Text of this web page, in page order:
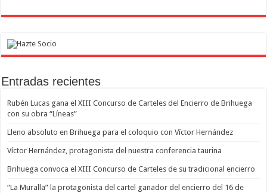
Entradas recientes
Rubén Lucas gana el XIII Concurso de Carteles del Encierro de Brihuega
con su obra “Líneas”
Lleno absoluto en Brihuega para el coloquio con Víctor Hernández
Víctor Hernández, protagonista del nuestra conferencia taurina
Brihuega convoca el XIII Concurso de Carteles de su tradicional encierro
“La Muralla” la protagonista del cartel ganador del encierro del 16 de